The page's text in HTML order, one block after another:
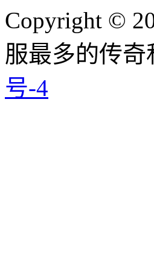
Copyright ©
服最多的传
号-4